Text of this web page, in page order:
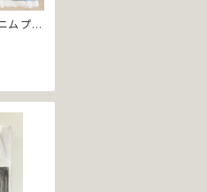
ム プリ
小型
ウェ
換不